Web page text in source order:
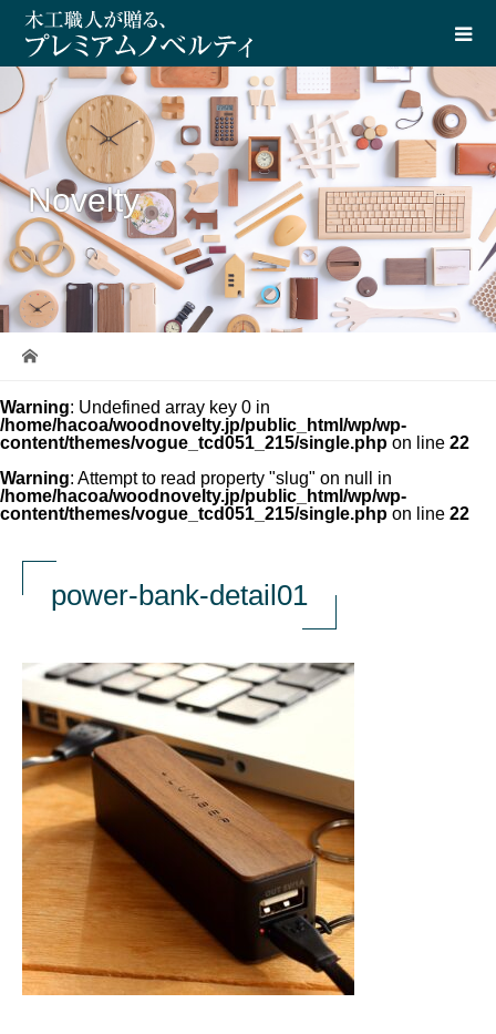
Novelty
Warning: Undefined array key 0 in
/home/hacoa/woodnovelty.jp/public_html/wp/wp-
content/themes/vogue_tcd051_215/single.php on line 22
Warning: Attempt to read property "slug" on null in
/home/hacoa/woodnovelty.jp/public_html/wp/wp-
content/themes/vogue_tcd051_215/single.php on line 22
power-bank-detail01